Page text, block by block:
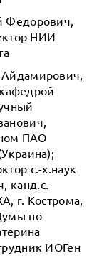
Федорович,
НИИ
ПАО
с.-х.наук
канд.с.-
г. Кострома,
по
ИОГен